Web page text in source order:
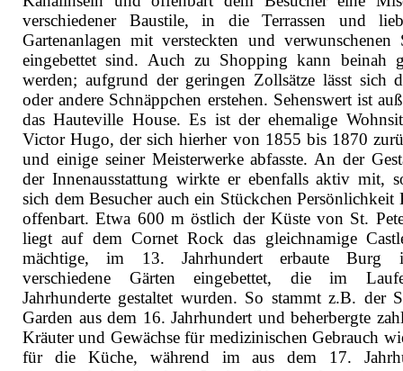
verschiedener Baustile, in die Terrassen und
Gartenanlagen mit versteckten und verwunschenen
eingebettet sind. Auch zu Shopping kann beinah
werden; aufgrund der geringen Zollsätze lässt sich
oder andere Schnäppchen erstehen. Sehenswert ist
das Hauteville House. Es ist der ehemalige
Victor Hugo, der sich hierher von 1855 bis 1870
und einige seiner Meisterwerke abfasste. An der
der Innenausstattung wirkte er ebenfalls aktiv mit,
sich dem Besucher auch ein Stückchen Persönlichkeit
offenbart. Etwa 600 m östlich der Küste von St.
liegt auf dem Cornet Rock das gleichnamige
mächtige, im 13. Jahrhundert erbaute
verschiedene Gärten eingebettet, die im
Jahrhunderte gestaltet wurden. So stammt z.B. der
Garden aus dem 16. Jahrhundert und beherbergte
Kräuter und Gewächse für medizinischen Gebrauch
für die Küche, während im aus dem 17.